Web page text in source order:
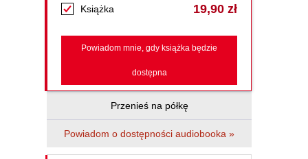
Książka 19,90 zł
Powiadom mnie, gdy książka będzie
dostępna
Przenieś na półkę
Powiadom o dostępności audiobooka »